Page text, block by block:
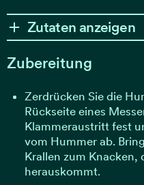
Zutaten anzeigen
Zubereitung
Zerdrücken Sie die
Rückseite eines
Klammeraustritt fest
vom Hummer ab.
Krallen zum Knacken,
herauskommt.